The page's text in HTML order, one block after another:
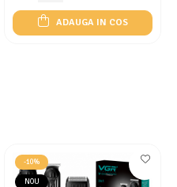
ADAUGA IN COS
-10%
NOU